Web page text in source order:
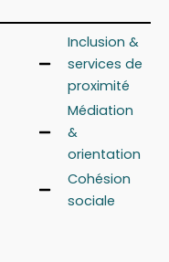
Inclusion &
services de
proximité
Médiation
&
orientation
Cohésion
sociale